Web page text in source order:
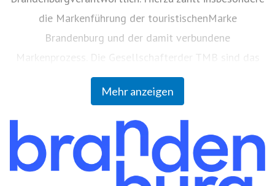
die Markenführung der touristischenMarke
Brandenburg und der damit verbundene
Markenprozess. Die Gesellschafterder TMB sind das
Land Brandenburg (59 Prozent), die
VereinigungBrandenburgischer Körperschaften zur
GbR (36 Prozent) und die Berlin Tourismus &
KongressGmbH (visitBerlin) (5 Prozent).
Mehr anzeigen